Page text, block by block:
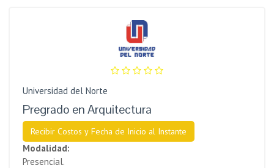
Universidad del Norte
Pregrado en Arquitectura
Recibir Costos y Fecha de Inicio al Instante
Modalidad:
Presencial.